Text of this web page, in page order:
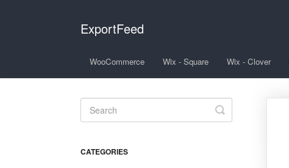
ExportFeed
WooCommerce Wix - Square Wix - Clover
Toggle
Search
CATEGORIES